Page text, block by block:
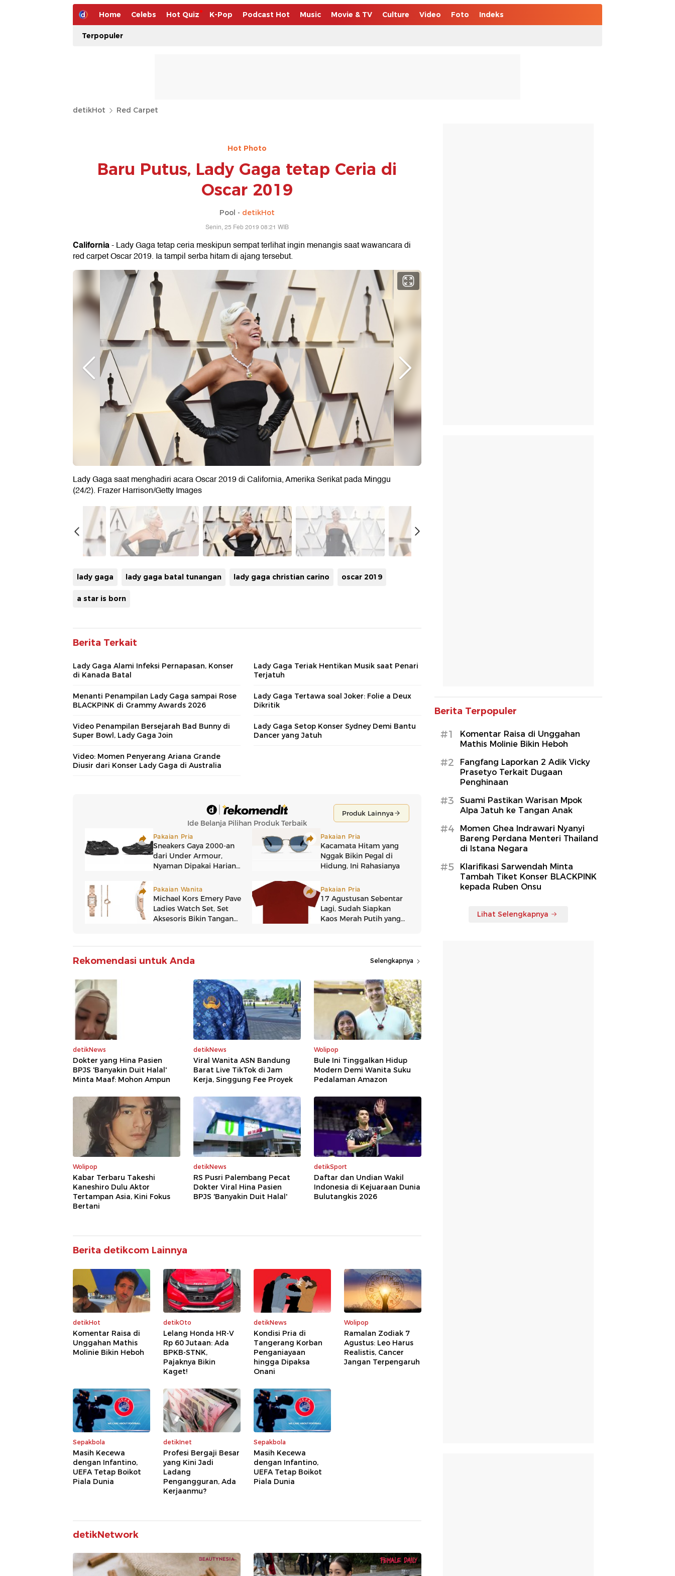
Home Celebs Hot Quiz K-Pop Podcast Hot Music Movie & TV Culture Video Foto Indeks
Terpopuler
detikHot Red Carpet
Hot Photo
Baru Putus, Lady Gaga tetap Ceria di
Oscar 2019
Pool - detikHot
Senin, 25 Feb 2019 08:21 WIB
California- Lady Gaga tetap ceria meskipun sempat terlihat ingin menangis saat wawancara di
red carpet Oscar 2019. Ia tampil serba hitam di ajang tersebut.
Lady Gaga saat menghadiri acara Oscar 2019 di California, Amerika Serikat pada Minggu
(24/2). Frazer Harrison/Getty Images
lady gaga lady gaga batal tunangan lady gaga christian carino oscar 2019
a star is born
Berita Terkait
Lady Gaga Alami Infeksi Pernapasan, Konser
di Kanada Batal
Lady Gaga Teriak Hentikan Musik saat Penari
Terjatuh
Menanti Penampilan Lady Gaga sampai Rose
BLACKPINK di Grammy Awards 2026
Lady Gaga Tertawa soal Joker: Folie a Deux
Dikritik
Video Penampilan Bersejarah Bad Bunny di
Super Bowl, Lady Gaga Join
Lady Gaga Setop Konser Sydney Demi Bantu
Dancer yang Jatuh
Video: Momen Penyerang Ariana Grande
Diusir dari Konser Lady Gaga di Australia
Rekomendasi untuk Anda Selengkapnya
detikNews
Dokter yang Hina Pasien
BPJS 'Banyakin Duit Halal'
Minta Maaf: Mohon Ampun
detikNews
Viral Wanita ASN Bandung
Barat Live TikTok di Jam
Kerja, Singgung Fee Proyek
Wolipop
Bule Ini Tinggalkan Hidup
Modern Demi Wanita Suku
Pedalaman Amazon
Wolipop
Kabar Terbaru Takeshi
Kaneshiro Dulu Aktor
Tertampan Asia, Kini Fokus
Bertani
detikNews
RS Pusri Palembang Pecat
Dokter Viral Hina Pasien
BPJS 'Banyakin Duit Halal'
detikSport
Daftar dan Undian Wakil
Indonesia di Kejuaraan Dunia
Bulutangkis 2026
Berita detikcom Lainnya
detikHot
Komentar Raisa di
Unggahan Mathis
Molinie Bikin Heboh
detikOto
Lelang Honda HR-V
Rp 60 Jutaan: Ada
BPKB-STNK,
Pajaknya Bikin
Kaget!
detikNews
Kondisi Pria di
Tangerang Korban
Penganiayaan
hingga Dipaksa
Onani
Wolipop
Ramalan Zodiak 7
Agustus: Leo Harus
Realistis, Cancer
Jangan Terpengaruh
Sepakbola
Masih Kecewa
dengan Infantino,
UEFA Tetap Boikot
Piala Dunia
detikInet
Profesi Bergaji Besar
yang Kini Jadi
Ladang
Pengangguran, Ada
Kerjaanmu?
Sepakbola
Masih Kecewa
dengan Infantino,
UEFA Tetap Boikot
Piala Dunia
detikNetwork
Berita Terpopuler
#1
Komentar Raisa di Unggahan
Mathis Molinie Bikin Heboh
#2
Fangfang Laporkan 2 Adik Vicky
Prasetyo Terkait Dugaan
Penghinaan
#3
Suami Pastikan Warisan Mpok
Alpa Jatuh ke Tangan Anak
#4
Momen Ghea Indrawari Nyanyi
Bareng Perdana Menteri Thailand
di Istana Negara
#5
Klarifikasi Sarwendah Minta
Tambah Tiket Konser BLACKPINK
kepada Ruben Onsu
Lihat Selengkapnya